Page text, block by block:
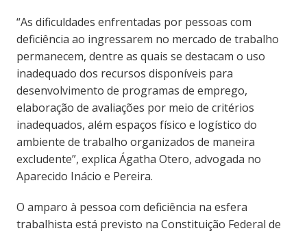
“As dificuldades enfrentadas por pessoas com
deficiência ao ingressarem no mercado de trabalho
permanecem, dentre as quais se destacam o uso
inadequado dos recursos disponíveis para
desenvolvimento de programas de emprego,
elaboração de avaliações por meio de critérios
inadequados, além espaços físico e logístico do
ambiente de trabalho organizados de maneira
excludente”, explica Ágatha Otero, advogada no
Aparecido Inácio e Pereira.
O amparo à pessoa com deficiência na esfera
trabalhista está previsto na Constituição Federal de